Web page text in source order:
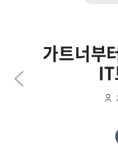
가트너부